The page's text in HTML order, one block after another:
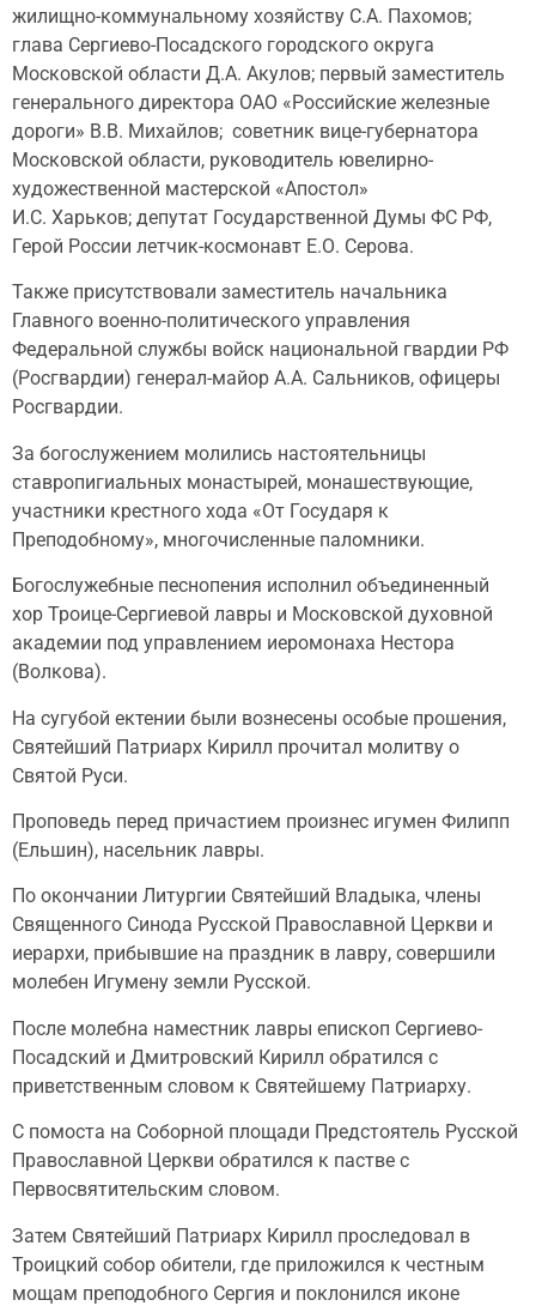
жилищно-коммунальному хозяйству С.А. Пахомов;
глава Сергиево-Посадского городского округа
Московской области Д.А. Акулов; первый заместитель
генерального директора ОАО «Российские железные
дороги» В.В. Михайлов; советник вице-губернатора
Московской области, руководитель ювелирно-
художественной мастерской «Апостол»
И.С. Харьков; депутат Государственной Думы ФС РФ,
Герой России летчик-космонавт Е.О. Серова.
Также присутствовали заместитель начальника
Главного военно-политического управления
Федеральной службы войск национальной гвардии РФ
(Росгвардии) генерал-майор А.А. Сальников, офицеры
Росгвардии.
За богослужением молились настоятельницы
ставропигиальных монастырей, монашествующие,
участники крестного хода «От Государя к
Преподобному», многочисленные паломники.
Богослужебные песнопения исполнил объединенный
хор Троице-Сергиевой лавры и Московской духовной
академии под управлением иеромонаха Нестора
(Волкова).
На сугубой ектении были вознесены особые прошения,
Святейший Патриарх Кирилл прочитал молитву о
Святой Руси.
Проповедь перед причастием произнес игумен Филипп
(Ельшин), насельник лавры.
По окончании Литургии Святейший Владыка, члены
Священного Синода Русской Православной Церкви и
иерархи, прибывшие на праздник в лавру, совершили
молебен Игумену земли Русской.
После молебна наместник лавры епископ Сергиево-
Посадский и Дмитровский Кирилл обратился с
приветственным словом к Святейшему Патриарху.
С помоста на Соборной площади Предстоятель Русской
Православной Церкви обратился к пастве с
Первосвятительским словом.
Затем Святейший Патриарх Кирилл проследовал в
Троицкий собор обители, где приложился к честным
мощам преподобного Сергия и поклонился иконе